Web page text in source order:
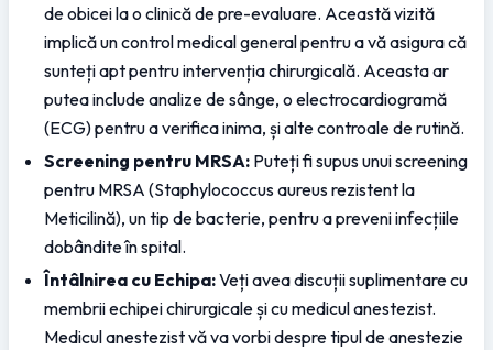
de obicei la o clinică de pre-evaluare. Această vizită
implică un control medical general pentru a vă asigura că
sunteți apt pentru intervenția chirurgicală. Aceasta ar
putea include analize de sânge, o electrocardiogramă
(ECG) pentru a verifica inima, și alte controale de rutină.
Screening pentru MRSA: Puteți fi supus unui screening
pentru MRSA (Staphylococcus aureus rezistent la
Meticilină), un tip de bacterie, pentru a preveni infecțiile
dobândite în spital.
Întâlnirea cu Echipa: Veți avea discuții suplimentare cu
membrii echipei chirurgicale și cu medicul anestezist.
Medicul anestezist vă va vorbi despre tipul de anestezie